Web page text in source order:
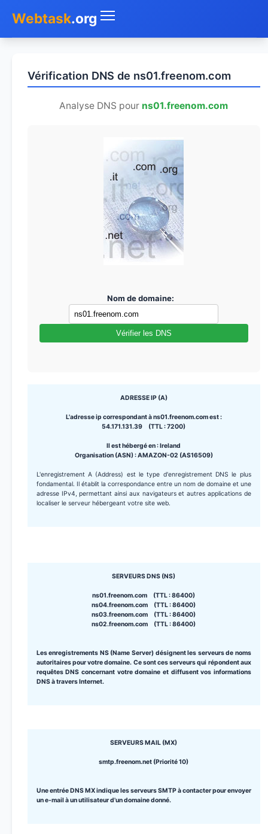
Webtask.org
Whois
Vérification DNS de ns01.freenom.com
Analyse DNS pour ns01.freenom.com
Nom de domaine:
Vérifier les DNS
ADRESSE IP (A)
L'adresse ip correspondant à ns01.freenom.com est :
54.171.131.39 (TTL : 7200)
Il est hébergé en : Ireland
Organisation (ASN) : AMAZON-02 (AS16509)
L'enregistrement A (Address) est le type d'enregistrement DNS le plus
fondamental. Il établit la correspondance entre un nom de domaine et une
adresse IPv4, permettant ainsi aux navigateurs et autres applications de
localiser le serveur hébergeant votre site web.
SERVEURS DNS (NS)
ns01.freenom.com (TTL : 86400)
ns04.freenom.com (TTL : 86400)
ns03.freenom.com (TTL : 86400)
ns02.freenom.com (TTL : 86400)
Les enregistrements NS (Name Server) désignent les serveurs de noms
autoritaires pour votre domaine. Ce sont ces serveurs qui répondent aux
requêtes DNS concernant votre domaine et diffusent vos informations
DNS à travers Internet.
SERVEURS MAIL (MX)
smtp.freenom.net (Priorité 10)
Une entrée DNS MX indique les serveurs SMTP à contacter pour envoyer
un e-mail à un utilisateur d'un domaine donné.